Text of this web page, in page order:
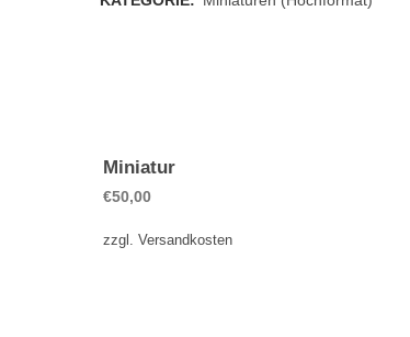
Miniatur
€50,00
zzgl. Versandkosten